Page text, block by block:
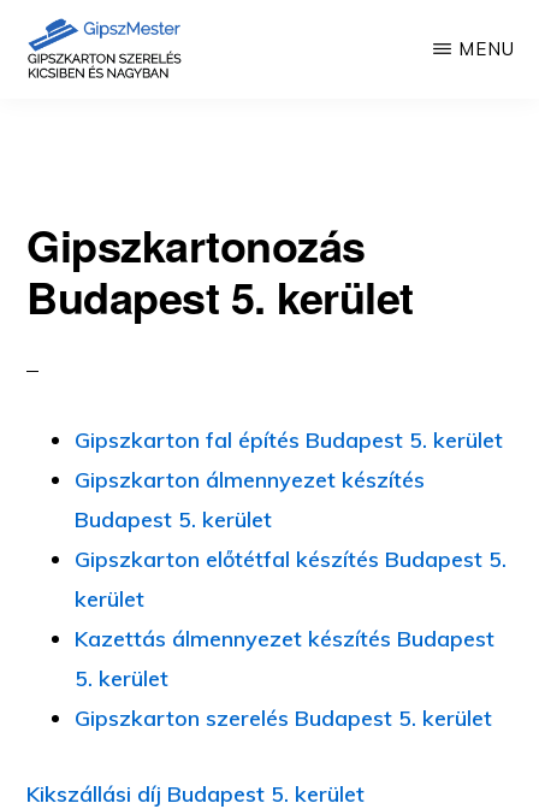
MENU
Gipszkartonozás
Budapest 5. kerület
Gipszkarton fal építés Budapest 5. kerület
Gipszkarton álmennyezet készítés
Budapest 5. kerület
Gipszkarton előtétfal készítés Budapest 5.
kerület
Kazettás álmennyezet készítés Budapest
5. kerület
Gipszkarton szerelés Budapest 5. kerület
Kikszállási díj Budapest 5. kerület